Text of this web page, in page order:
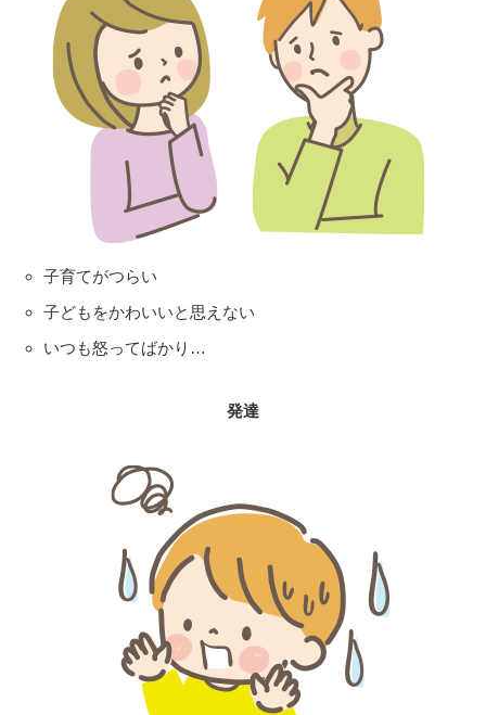
子育てがつらい
子どもをかわいいと思えない
いつも怒ってばかり…
発達